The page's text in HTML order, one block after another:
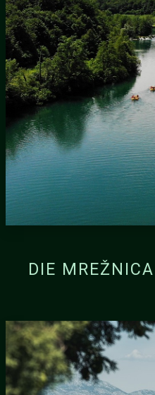
DIE MREŽNICA